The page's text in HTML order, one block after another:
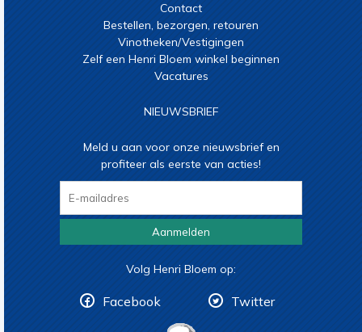
Contact
Bestellen, bezorgen, retouren
Vinotheken/Vestigingen
Zelf een Henri Bloem winkel beginnen
Vacatures
NIEUWSBRIEF
Meld u aan voor onze nieuwsbrief en
profiteer als eerste van acties!
Aanmelden
Volg Henri Bloem op:
Facebook Twitter